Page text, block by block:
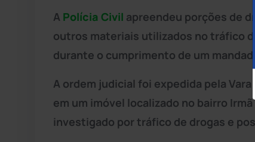
A Polícia Civil apreendeu porções de
outros materiais utilizados no tráfico
durante o cumprimento de um
A ordem judicial foi expedida pela
em um imóvel localizado no bairro
investigado por tráfico de drogas e